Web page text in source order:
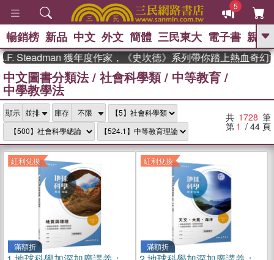
5
GO
熱搜： 東野圭吾 、 高希均教授回憶錄
、 、
史是一群喵 、 暑期推薦 、 國際布克
獎 臺灣漫遊錄
台灣的李
登輝時代 、 數學女孩：黎曼猜想 、
偉大的迷走神經
暢銷榜 新品 中文 外文 簡體 三民東大 電子書 親子
獲年度作家，《史坎德》系列帶你踏上熱血奇幻旅程
中文圖書分類法/ 社會科學類/ 中等教育 /
中學教學法
顯示 庫存 共 1728 筆
第 1 / 44 頁
紅利兌換
滿額折
紅利兌換
滿額折